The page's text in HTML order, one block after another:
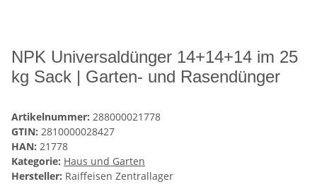
NPK Universaldünger 14+14+14 im 25
kg Sack | Garten- und Rasendünger
Artikelnummer: 288000021778
GTIN: 2810000028427
HAN: 21778
Kategorie: Haus und Garten
Hersteller: Raiffeisen Zentrallager